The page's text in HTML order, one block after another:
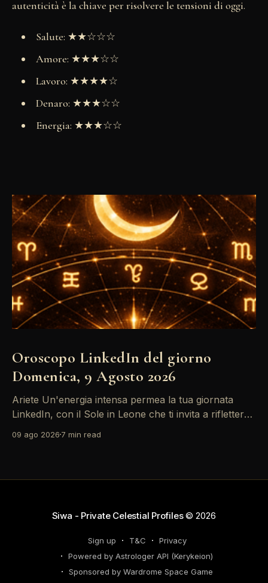
autenticità è la chiave per risolvere le tensioni di oggi.
Salute: ★★☆☆☆
Amore: ★★★☆☆
Lavoro: ★★★★☆
Denaro: ★★★☆☆
Energia: ★★★☆☆
Oroscopo LinkedIn del giorno
Domenica, 9 Agosto 2026
Ariete Un'energia intensa permea la tua giornata
LinkedIn, con il Sole in Leone che ti invita a riflettere
dalla Luna in Gemelli, possono generare interazioni
09 ago 2026 7 min read
Siwa - Private Celestial Profiles© 2026
Sign up T&C
Privacy
Powered by Astrologer API (Kerykeion)
Sponsored by Wardrome Space Game